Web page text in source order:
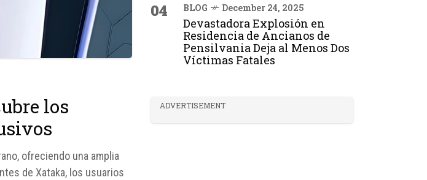
los
ofreciendo una amplia
de Xataka, los usuarios
04 BLOG December 24, 2025
Devastadora Explosión en
Residencia de Ancianos de
Pensilvania Deja al Menos Dos
Víctimas Fatales
ADVERTISEMENT